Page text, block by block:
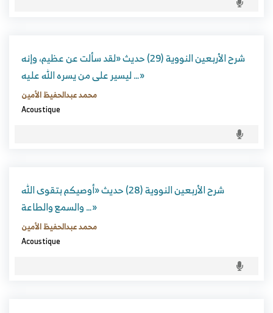
شرح الأربعين النووية (29) حديث «لقد سألت عن عظيم، وإنه
ليسير على من يسره الله عليه …»
محمد عبدالحفيظ الأمين
Acoustique
شرح الأربعين النووية (28) حديث «أوصيكم بتقوى الله
والسمع والطاعة …»
محمد عبدالحفيظ الأمين
Acoustique